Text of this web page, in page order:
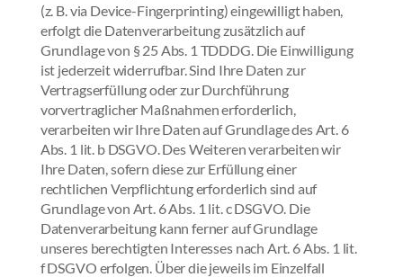
(z. B. via Device-Fingerprinting) eingewilligt haben,
erfolgt die Datenverarbeitung zusätzlich auf
Grundlage von § 25 Abs. 1 TDDDG. Die Einwilligung
ist jederzeit widerrufbar. Sind Ihre Daten zur
Vertragserfüllung oder zur Durchführung
vorvertraglicher Maßnahmen erforderlich,
verarbeiten wir Ihre Daten auf Grundlage des Art. 6
Abs. 1 lit. b DSGVO. Des Weiteren verarbeiten wir
Ihre Daten, sofern diese zur Erfüllung einer
rechtlichen Verpflichtung erforderlich sind auf
Grundlage von Art. 6 Abs. 1 lit. c DSGVO. Die
Datenverarbeitung kann ferner auf Grundlage
unseres berechtigten Interesses nach Art. 6 Abs. 1 lit.
f DSGVO erfolgen. Über die jeweils im Einzelfall